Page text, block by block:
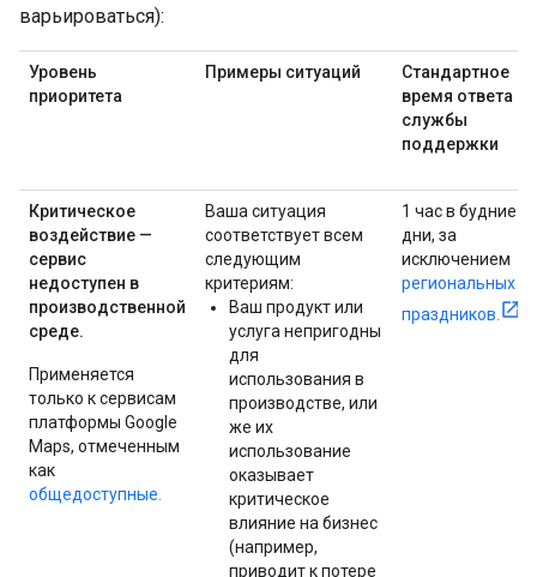
варьироваться):
Уровень
приоритета
Примеры ситуаций
Стандартное
время ответа
службы
поддержки
Критическое
воздействие —
сервис
недоступен в
производственной
среде.
Применяется
только к сервисам
платформы Google
Maps, отмеченным
как
общедоступные.
Ваша ситуация
соответствует всем
следующим
критериям:
Ваш продукт или
услуга непригодны
для
использования в
производстве, или
же их
использование
оказывает
критическое
влияние на бизнес
(например,
приводит к потере
1 час в будние
дни, за
исключением
региональных
праздников.